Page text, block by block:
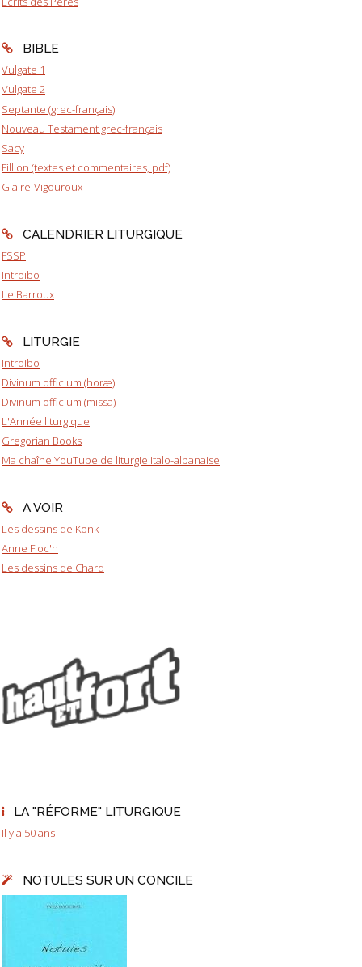
BIBLE
Vulgate 1
Vulgate 2
Septante (grec-français)
Nouveau Testament grec-français
Sacy
Fillion (textes et commentaires, pdf)
Glaire-Vigouroux
CALENDRIER LITURGIQUE
FSSP
Introibo
Le Barroux
LITURGIE
Introibo
Divinum officium (horæ)
Divinum officium (missa)
L'Année liturgique
Gregorian Books
Ma chaîne YouTube de liturgie italo-albanaise
A VOIR
Les dessins de Konk
Anne Floc'h
Les dessins de Chard
LA "RÉFORME" LITURGIQUE
Il y a 50 ans
NOTULES SUR UN CONCILE